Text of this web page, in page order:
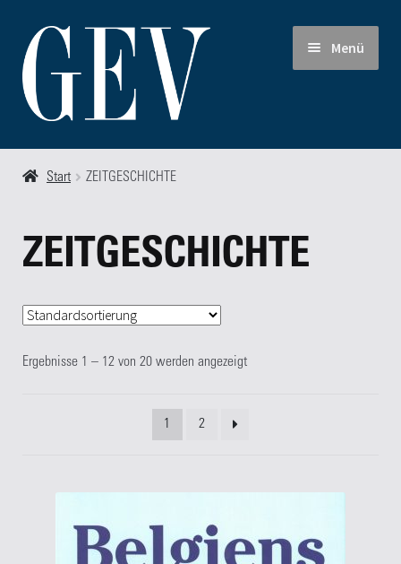
Zur
Navigation
springen
Zum
Inhalt
springen
Menü
Start
Autoren
Blog
FAQ
Start ZEITGESCHICHTE
ZEITGESCHICHTE
Ergebnisse 1 – 12 von 20 werden angezeigt
1 2